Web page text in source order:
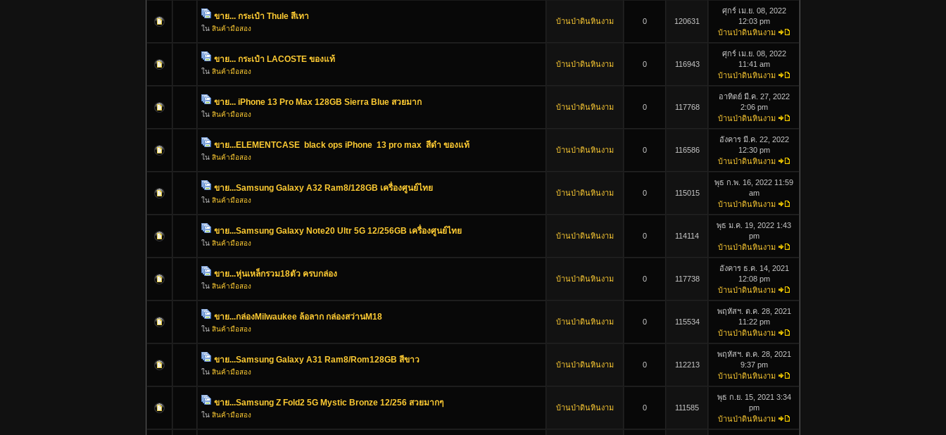
ขาย... กระเป๋า Thule สีเทา
ใน สินค้ามือสอง
บ้านป่าดินหินงาม 0 120631
ศุกร์ เม.ย. 08, 2022
12:03 pm
บ้านป่าดินหินงาม
ขาย... กระเป๋า LACOSTE ของแท้
ใน สินค้ามือสอง
บ้านป่าดินหินงาม 0 116943
ศุกร์ เม.ย. 08, 2022
11:41 am
บ้านป่าดินหินงาม
ขาย... iPhone 13 Pro Max 128GB Sierra Blue สวยมาก
ใน สินค้ามือสอง
บ้านป่าดินหินงาม 0 117768
อาทิตย์ มี.ค. 27, 2022
2:06 pm
บ้านป่าดินหินงาม
ขาย...ELEMENTCASE black ops iPhone 13 pro max สีดำ ของแท้
ใน สินค้ามือสอง
บ้านป่าดินหินงาม 0 116586
อังคาร มี.ค. 22, 2022
12:30 pm
บ้านป่าดินหินงาม
ขาย...Samsung Galaxy A32 Ram8/128GB เครื่องศูนย์ไทย
ใน สินค้ามือสอง
บ้านป่าดินหินงาม 0 115015
พุธ ก.พ. 16, 2022 11:59
am
บ้านป่าดินหินงาม
ขาย...Samsung Galaxy Note20 Ultr 5G 12/256GB เครื่องศูนย์ไทย
ใน สินค้ามือสอง
บ้านป่าดินหินงาม 0 114114
พุธ ม.ค. 19, 2022 1:43
pm
บ้านป่าดินหินงาม
ขาย...หุ่นเหล็กรวม18ตัว ครบกล่อง
ใน สินค้ามือสอง
บ้านป่าดินหินงาม 0 117738
อังคาร ธ.ค. 14, 2021
12:08 pm
บ้านป่าดินหินงาม
ขาย...กล่องMilwaukee ล้อลาก กล่องสว่านM18
ใน สินค้ามือสอง
บ้านป่าดินหินงาม 0 115534
พฤหัสฯ. ต.ค. 28, 2021
11:22 pm
บ้านป่าดินหินงาม
ขาย...Samsung Galaxy A31 Ram8/Rom128GB สีขาว
ใน สินค้ามือสอง
บ้านป่าดินหินงาม 0 112213
พฤหัสฯ. ต.ค. 28, 2021
9:37 pm
บ้านป่าดินหินงาม
ขาย...Samsung Z Fold2 5G Mystic Bronze 12/256 สวยมากๆ
ใน สินค้ามือสอง
บ้านป่าดินหินงาม 0 111585
พุธ ก.ย. 15, 2021 3:34
pm
บ้านป่าดินหินงาม